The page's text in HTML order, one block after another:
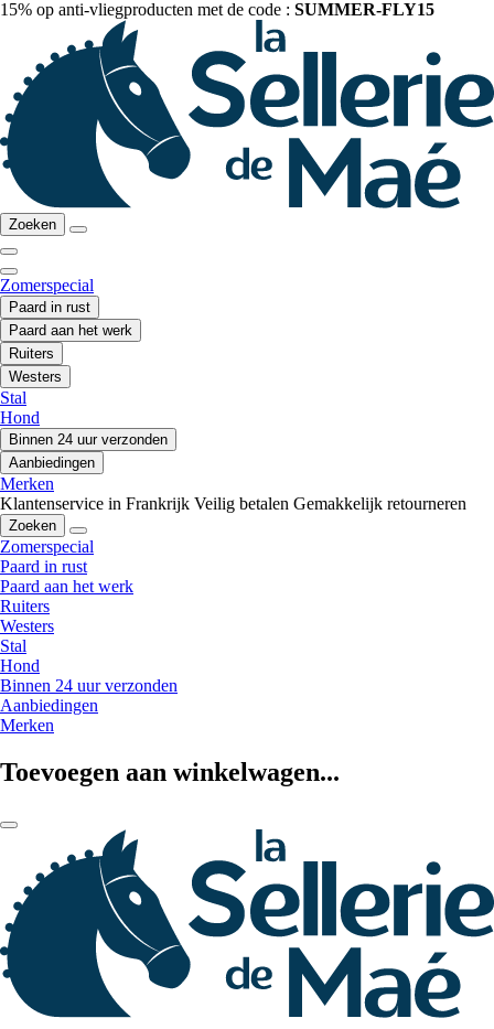
15% op anti-vliegproducten met de code : SUMMER-FLY15
Zoeken
Zomerspecial
Paard in rust
Paard aan het werk
Ruiters
Westers
Stal
Hond
Binnen 24 uur verzonden
Aanbiedingen
Merken
Klantenservice in Frankrijk Veilig betalen Gemakkelijk retourneren
Zoeken
Zomerspecial
Paard in rust
Paard aan het werk
Ruiters
Westers
Stal
Hond
Binnen 24 uur verzonden
Aanbiedingen
Merken
Toevoegen aan winkelwagen...